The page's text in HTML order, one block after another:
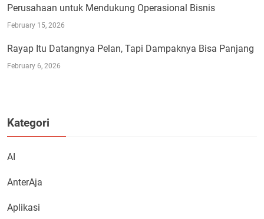
Perusahaan untuk Mendukung Operasional Bisnis
February 15, 2026
Rayap Itu Datangnya Pelan, Tapi Dampaknya Bisa Panjang
February 6, 2026
Kategori
AI
AnterAja
Aplikasi